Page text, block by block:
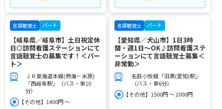
言語聴覚士 パート
【岐阜県／岐阜市】土日祝定休
日◎訪問看護ステーションにて
言語聴覚士の募集です！＜パー
ト＞
ＪＲ東海道本線(熱海－米原)
「西岐阜駅」（バス・車10
分）
【その他】1400円 ～
言語聴覚士 パート
【愛知県／犬山市】1日3時
間・週1日～OK♪訪問看護ステ
ーションにて言語聴覚士募集＜
非常勤＞
名鉄小牧線「羽黒(愛知)駅」
（バス・車6分）
【その他】1500円 ～ 2000円